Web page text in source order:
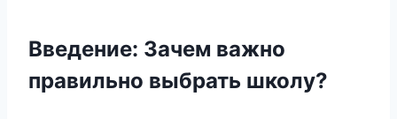
Введение: Зачем важно
правильно выбрать школу?